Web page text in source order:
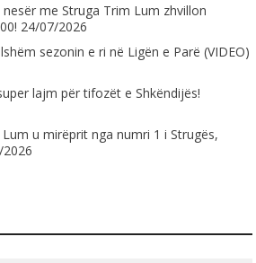
me Struga Trim Lum zhvillon
24/07/2026
sezonin e ri në Ligën e Parë (VIDEO)
lajm për tifozët e Shkëndijës!
u mirëprit nga numri 1 i Strugës,